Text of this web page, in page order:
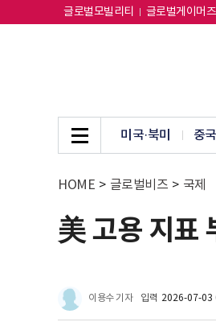
글로벌모빌리티 글로벌게이머즈
미국·북미 중국
HOME > 글로벌비즈 > 국제
美 고용 지표
이용수 기자 입력 2026-07-03